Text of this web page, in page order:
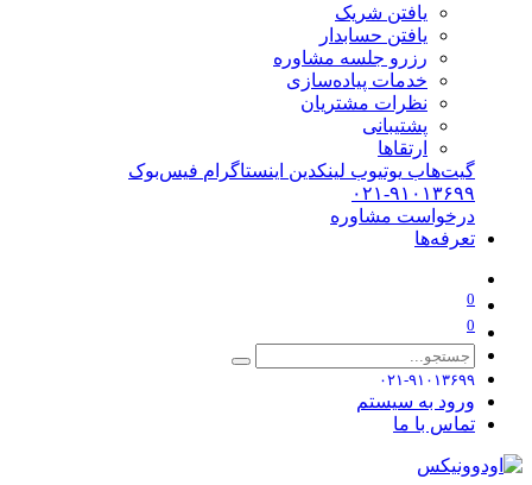
یافتن شریک
یافتن حسابدار
رزرو جلسه مشاوره
خدمات پیاده‌سازی
نظرات مشتریان
پشتیبانی
ارتقاها
گیت‌هاب یوتیوب لینکدین اینستاگرام فیس‌بوک
۰۲۱-۹۱۰۱۳۶۹۹
درخواست مشاوره
تعرفه‌ها
0
0
۰۲۱-۹۱۰۱۳۶۹۹
ورود به سیستم
تماس با ما